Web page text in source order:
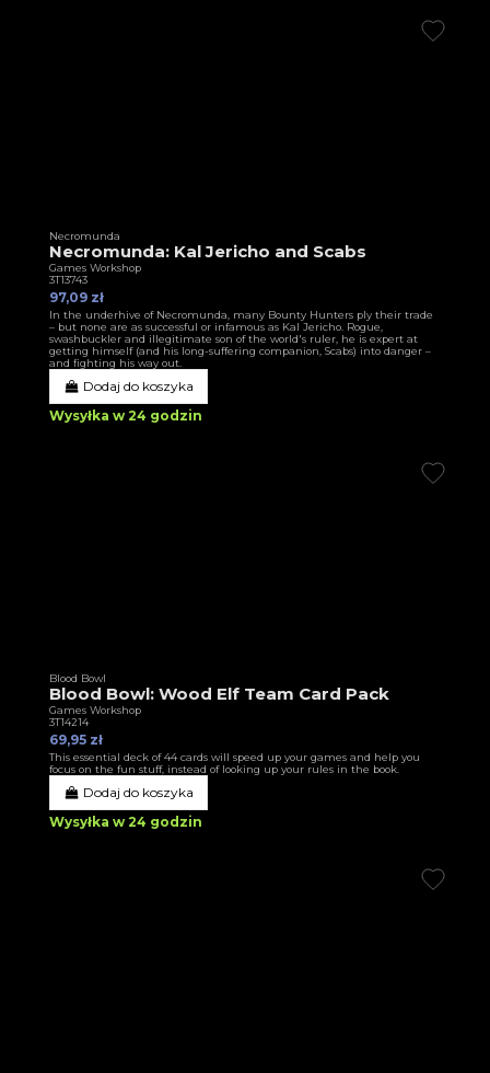
Necromunda
Necromunda: Kal Jericho and Scabs
Games Workshop
3T13743
97,09 zł
In the underhive of Necromunda, many Bounty Hunters ply their trade
– but none are as successful or infamous as Kal Jericho. Rogue,
swashbuckler and illegitimate son of the world's ruler, he is expert at
getting himself (and his long-suffering companion, Scabs) into danger –
and fighting his way out.
Dodaj do koszyka
Wysyłka w 24 godzin
Blood Bowl
Blood Bowl: Wood Elf Team Card Pack
Games Workshop
3T14214
69,95 zł
This essential deck of 44 cards will speed up your games and help you
focus on the fun stuff, instead of looking up your rules in the book.
Dodaj do koszyka
Wysyłka w 24 godzin